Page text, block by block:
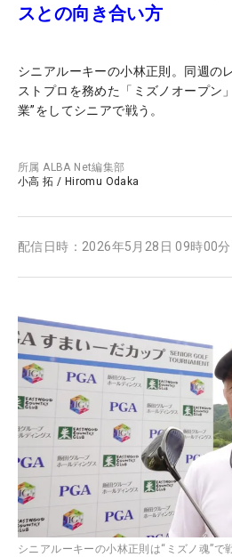
スとの向き合い方
シニアルーキーの小林正則。同週の
ストプロを務めた「ミズノオープン
業”をしてシニアで戦う。
所属ALBA Net編集部
小高 拓 / Hiromu Odaka
配信日時： 2026年5月28日 09時00分
シニアルーキーの小林正則は“ミズノ魂”で